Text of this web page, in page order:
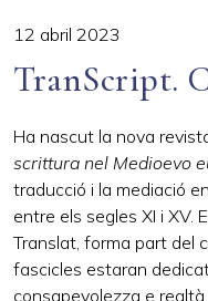
12 abril 2023
TranScript.
Ha nascut la nova
scrittura nel Medioevo
traducció i la mediació
entre els segles XI i XV.
Translat, forma part del
fascicles estaran
consapevolezza e realtà